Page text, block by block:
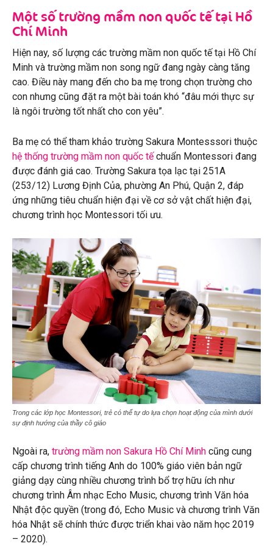
Một số trường mầm non quốc tế tại Hồ
Chí Minh
Hiện nay, số lượng các trường mầm non quốc tế tại Hồ Chí
Minh và trường mầm non song ngữ đang ngày càng tăng
cao. Điều này mang đến cho ba mẹ trong chọn trường cho
con nhưng cũng đặt ra một bài toán khó “đâu mới thực sự
là ngôi trường tốt nhất cho con yêu”.
Ba mẹ có thể tham khảo trường Sakura Montesssori thuộc
hệ thống trường mầm non quốc tếchuẩn Montessori đang
được đánh giá cao. Trường Sakura tọa lạc tại 251A
(253/12) Lương Định Của, phường An Phú, Quận 2, đáp
ứng những tiêu chuẩn hiện đại về cơ sở vật chất hiện đại,
chương trình học Montessori tối ưu.
Trong các lớp học Montessori, trẻ có thể tự do lựa chọn hoạt động của mình dưới
sự định hướng của thầy cô giáo
Ngoài ra, trường mầm non Sakura Hồ Chí Minh cũng cung
cấp chương trình tiếng Anh do 100% giáo viên bản ngữ
giảng dạy cùng nhiều chương trình bổ trợ hữu ích như
chương trình Âm nhạc Echo Music, chương trình Văn hóa
Nhật độc quyền (trong đó, Echo Music và chương trình Văn
hóa Nhật sẽ chính thức được triển khai vào năm học 2019
– 2020).